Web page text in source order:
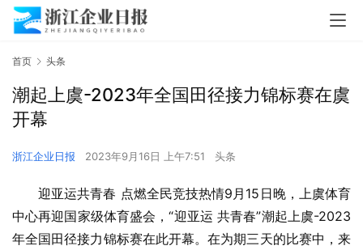
首页 头条
潮起上虞-2023年全国田径接力锦标赛在虞
开幕
浙江企业日报 2023年9月16日 上午7:51 头条
迎亚运共青春 点燃全民竞技热情9月15日晚，上虞体育
中心再迎国家级体育盛会，“迎亚运 共青春”潮起上虞-2023
年全国田径接力锦标赛在此开幕。在为期三天的比赛中，来